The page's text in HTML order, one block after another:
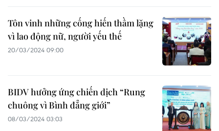
Tôn vinh những cống hiến thầm lặng
vì lao động nữ, người yếu thế
20/03/2024 09:00
BIDV hưởng ứng chiến dịch “Rung
chuông vì Bình đẳng giới”
08/03/2024 03:03